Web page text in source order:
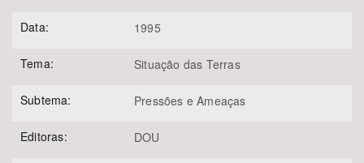
Data: 1995
Tema: Situação das Terras
Subtema: Pressões e Ameaças
Editoras: DOU